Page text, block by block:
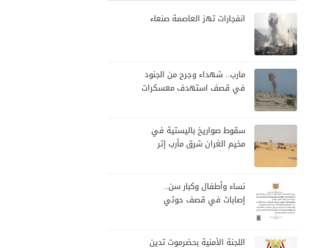
انفجارات تهز العاصمة صنعاء
مارب.. شهداء وجرح من الجنود
في قصف استهدف معسكرات
سقوط صواريخ باليستية في
مخيم الغران شرق مأرب إثر
نساء وأطفال وكبار سن..
إصابات في قصف حوثي
اللجنة الأمنية بحضرموت تدين